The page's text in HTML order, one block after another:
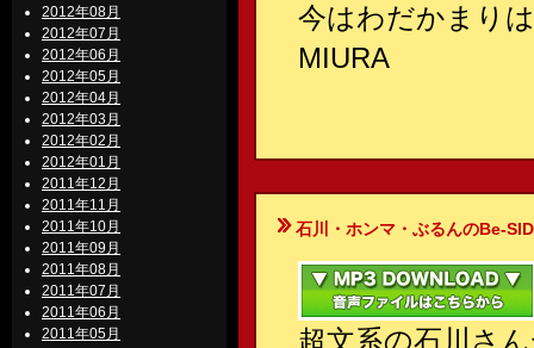
2012年08月
2012年07月
2012年06月
2012年05月
2012年04月
2012年03月
2012年02月
2012年01月
2011年12月
2011年11月
2011年10月
2011年09月
2011年08月
2011年07月
2011年06月
2011年05月
今はわだかまり
MIURA
石川・ホンマ・ぶるんのBe-
超文系の石川さ